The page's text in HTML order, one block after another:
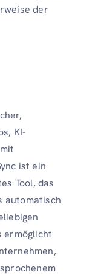
der
KI-
ist ein
Tool, das
automatisch
ermöglicht